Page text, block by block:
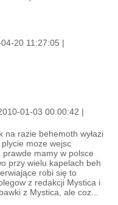
20 11:27:05 |
01-03 00:00:42 |
na razie behemoth wyłazi
moze wejsc
mamy w polsce
przy wielu kapelach beh
robi się to
z redakcji Mystica i
z Mystica, ale coz...